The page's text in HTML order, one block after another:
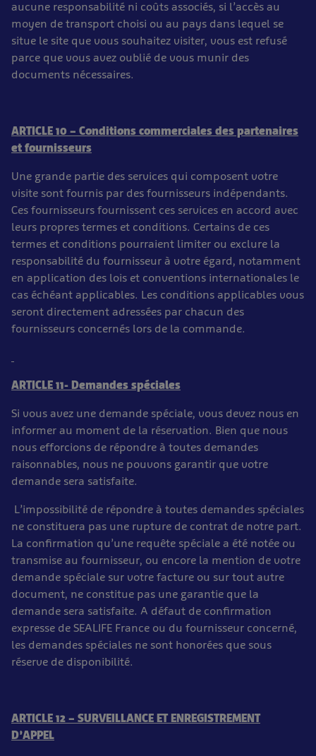
aucune responsabilité ni coûts associés, si l’accès au
moyen de transport choisi ou au pays dans lequel se
situe le site que vous souhaitez visiter, vous est refusé
parce que vous avez oublié de vous munir des
documents nécessaires.
ARTICLE 10 – Conditions commerciales des partenaires
et fournisseurs
Une grande partie des services qui composent votre
visite sont fournis par des fournisseurs indépendants.
Ces fournisseurs fournissent ces services en accord avec
leurs propres termes et conditions. Certains de ces
termes et conditions pourraient limiter ou exclure la
responsabilité du fournisseur à votre égard, notamment
en application des lois et conventions internationales le
cas échéant applicables. Les conditions applicables vous
seront directement adressées par chacun des
fournisseurs concernés lors de la commande.
ARTICLE 11- Demandes spéciales
Si vous avez une demande spéciale, vous devez nous en
informer au moment de la réservation. Bien que nous
nous efforcions de répondre à toutes demandes
raisonnables, nous ne pouvons garantir que votre
demande sera satisfaite.
L’impossibilité de répondre à toutes demandes spéciales
ne constituera pas une rupture de contrat de notre part.
La confirmation qu’une requête spéciale a été notée ou
transmise au fournisseur, ou encore la mention de votre
demande spéciale sur votre facture ou sur tout autre
document, ne constitue pas une garantie que la
demande sera satisfaite. A défaut de confirmation
expresse de SEALIFE France ou du fournisseur concerné,
les demandes spéciales ne sont honorées que sous
réserve de disponibilité.
ARTICLE 12 – SURVEILLANCE ET ENREGISTREMENT
D’APPEL